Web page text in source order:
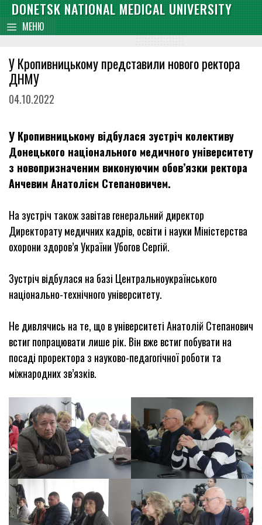
content
Skip
to
content
DONETSK NATIONAL MEDICAL UNIVERSITY
МЕНЮ
У Кропивницькому представили нового ректора
ДНМУ
04.10.2022
У Кропивницькому відбулася зустріч колективу
Донецького національного медичного університету
з новопризначеним виконуючим обов’язки ректора
Анчевим Анатолієм Степановичем.
На зустріч також завітав генеральний директор
Директорату медичних кадрів, освіти і науки Міністерства
охорони здоров’я України Убогов Сергій.
Зустріч відбулася на базі Центральноукраїнського
національно-технічного університету.
Не дивлячись на те, що в університеті Анатолій Степанович
встиг попрацювати лише рік. Він вже встиг побувати на
посаді проректора з науково-педагогічної роботи та
міжнародних зв’язків.